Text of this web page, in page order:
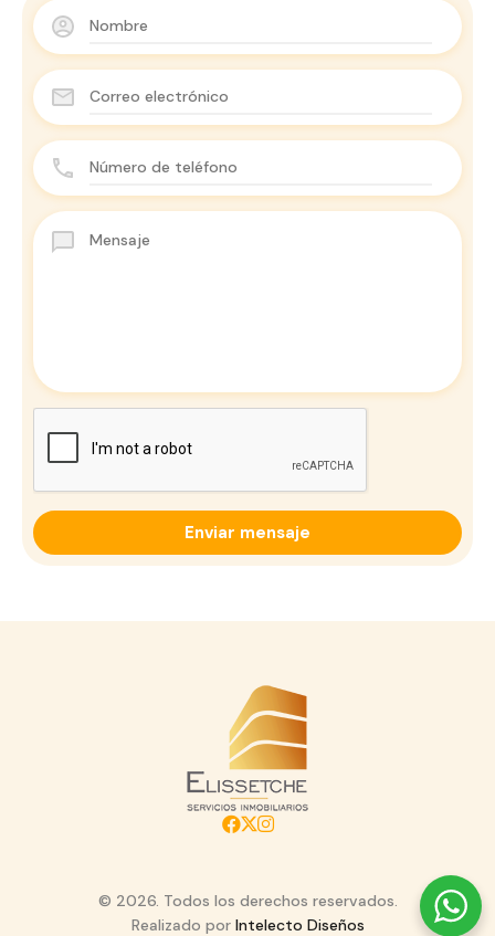
© 2026. Todos los derechos reservados.
Realizado por Intelecto Diseños